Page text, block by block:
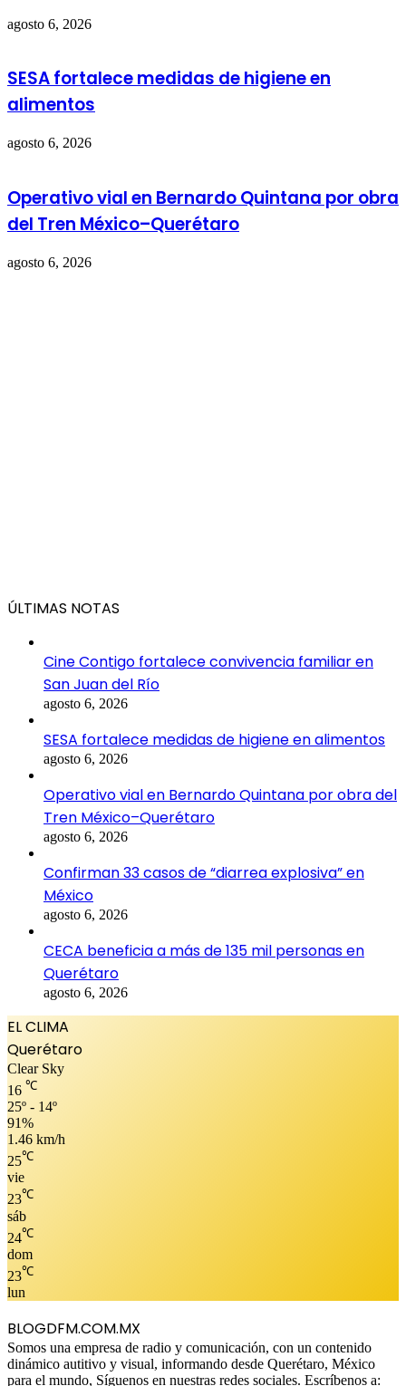
agosto 6, 2026
SESA fortalece medidas de higiene en
alimentos
agosto 6, 2026
Operativo vial en Bernardo Quintana por obra
del Tren México–Querétaro
agosto 6, 2026
ÚLTIMAS NOTAS
Cine Contigo fortalece convivencia familiar en
San Juan del Río
agosto 6, 2026
SESA fortalece medidas de higiene en alimentos
agosto 6, 2026
Operativo vial en Bernardo Quintana por obra del
Tren México–Querétaro
agosto 6, 2026
Confirman 33 casos de “diarrea explosiva” en
México
agosto 6, 2026
CECA beneficia a más de 135 mil personas en
Querétaro
agosto 6, 2026
EL CLIMA
Querétaro
Clear Sky
16 ℃
25º - 14º
91%
1.46 km/h
25℃
vie
23℃
sáb
24℃
dom
23℃
lun
BLOGDFM.COM.MX
Somos una empresa de radio y comunicación, con un contenido
dinámico autitivo y visual, informando desde Querétaro, México
para el mundo, Síguenos en nuestras redes sociales. Escríbenos a: